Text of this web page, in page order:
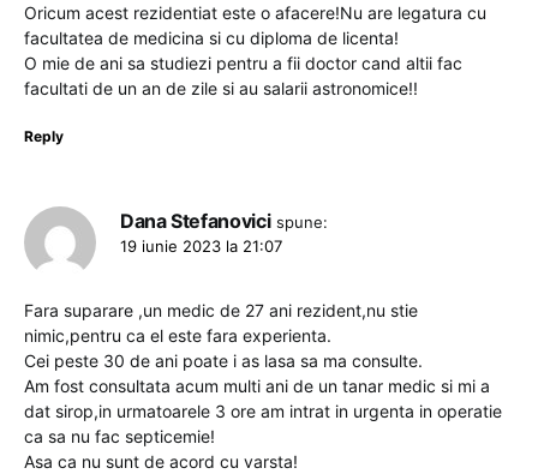
Oricum acest rezidentiat este o afacere!Nu are legatura cu
facultatea de medicina si cu diploma de licenta!
O mie de ani sa studiezi pentru a fii doctor cand altii fac
facultati de un an de zile si au salarii astronomice!!
Reply
Dana Stefanovici spune:
19 iunie 2023 la 21:07
Fara suparare ,un medic de 27 ani rezident,nu stie
nimic,pentru ca el este fara experienta.
Cei peste 30 de ani poate i as lasa sa ma consulte.
Am fost consultata acum multi ani de un tanar medic si mi a
dat sirop,in urmatoarele 3 ore am intrat in urgenta in operatie
ca sa nu fac septicemie!
Asa ca nu sunt de acord cu varsta!